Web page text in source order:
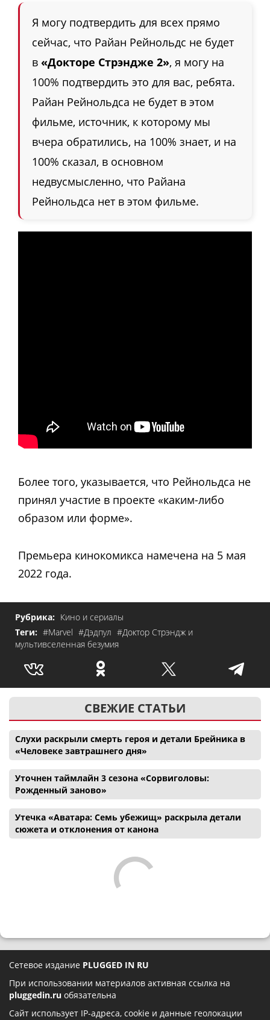
Я могу подтвердить для всех прямо
сейчас, что Райан Рейнольдс не будет
в «Докторе Стрэндже 2», я могу на
100% подтвердить это для вас, ребята.
Райан Рейнольдса не будет в этом
фильме, источник, к которому мы
вчера обратились, на 100% знает, и на
100% сказал, в основном
недвусмысленно, что Райана
Рейнольдса нет в этом фильме.
Более того, указывается, что Рейнольдса не
принял участие в проекте «каким-либо
образом или форме».
Премьера кинокомикса намечена на 5 мая
2022 года.
Рубрика: Кино и сериалы
Теги: #Marvel #Дэдпул #Доктор Стрэндж и
мультивселенная безумия
СВЕЖИЕ СТАТЬИ
Слухи раскрыли смерть героя и детали Брейника в
«Человеке завтрашнего дня»
Уточнен таймлайн 3 сезона «Сорвиголовы:
Рожденный заново»
Утечка «Аватара: Семь убежищ» раскрыла детали
сюжета и отклонения от канона
Сетевое издание PLUGGED IN RU
При использовании материалов активная ссылка на
pluggedin.ru обязательна
Сайт использует IP-адреса, cookie и данные геолокации